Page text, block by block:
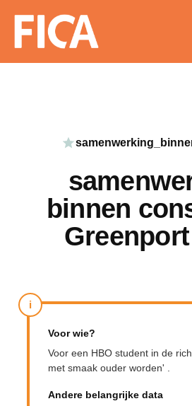
binnen
i
Voor wie?
Voor een HBO student in de
met smaak ouder worden' .
Andere belangrijke data